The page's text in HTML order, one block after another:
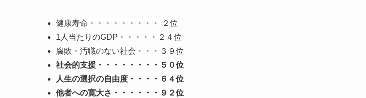
健康寿命・・・・・・・・・ ２位
1人当たりのGDP・・・・・２４位
腐敗・汚職のない社会・・・３９位
社会的支援・・・・・・・・５０位
人生の選択の自由度・・・・６４位
他者への寛大さ・・・・・・９２位